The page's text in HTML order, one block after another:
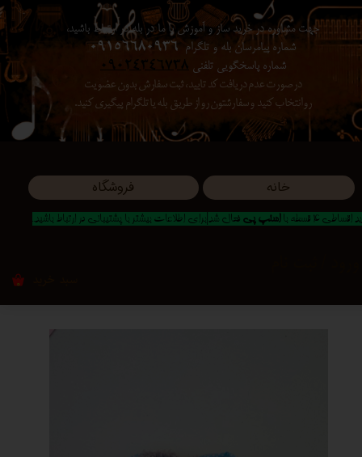
خانه فروشگاه
جهت مشاوره در خرید ساز و آموزش با ما در بله در ارتباط باشید،
شماره پیامرسان بله و تلگرام 09156680936
شماره پاسخگویی تلفنی 09024346738
در صورت عدم دریافت کد تایید ، ثبت سفارش بدون عضویت
رو انتخاب کنید ​​​​​​​ و سفارشتون رو از طریق بله یا تلگرام پیگیری کنید.
۰
حساب کاربری من
تغییر گذر واژه
سفارشات
اقساطی 4 قسطه با اسنپ پی فعال شد|برای اطلاعات بیشتر با پشتیبانی در ارتباط باشید..